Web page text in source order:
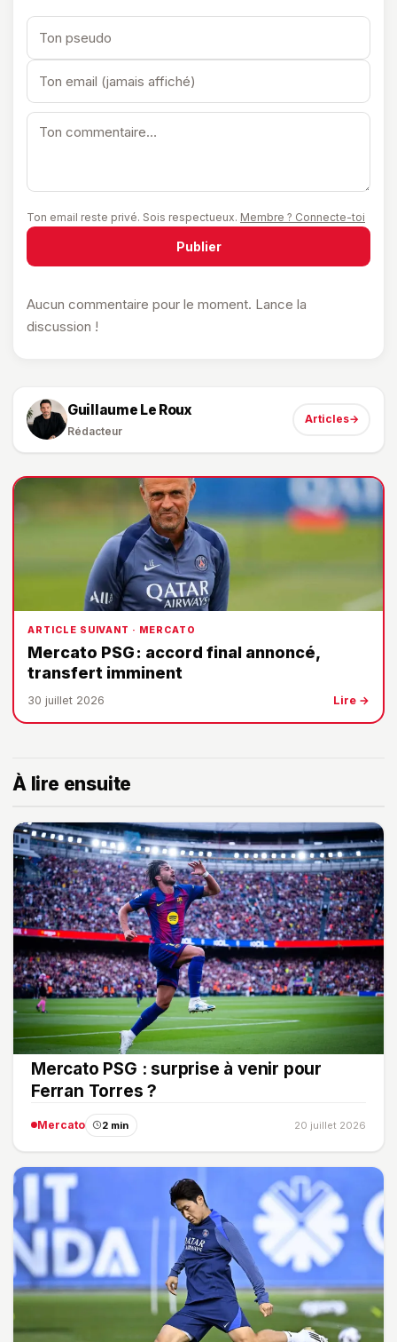
Ton email reste privé. Sois respectueux. Membre ? Connecte-toi
Publier
Aucun commentaire pour le moment. Lance la
discussion !
Guillaume Le Roux
Rédacteur
Articles→
ARTICLE SUIVANT · MERCATO
Mercato PSG : accord final annoncé,
transfert imminent
30 juillet 2026 Lire →
À lire ensuite
Mercato PSG : surprise à venir pour
Ferran Torres ?
Mercato 2 min 20 juillet 2026